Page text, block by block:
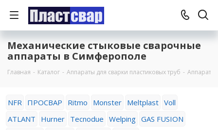
Механические стыковые сварочные
аппараты в Симферополе
Главная - Каталог - Аппараты для сварки пластиковых труб - Аппараты
NFR ПРОСВАР Ritmo Monster Meltplast Voll
ATLANT
Hurner Tecnodue Welping GAS FUSION